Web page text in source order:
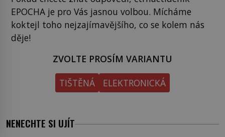
EPOCHA je pro Vás jasnou volbou. Mícháme
koktejl toho nejzajímavějšího, co se kolem nás
děje!
ZVOLTE PROSÍM VARIANTU
TIŠTĚNÁ
ELEKTRONICKÁ
NENECHTE SI UJÍT